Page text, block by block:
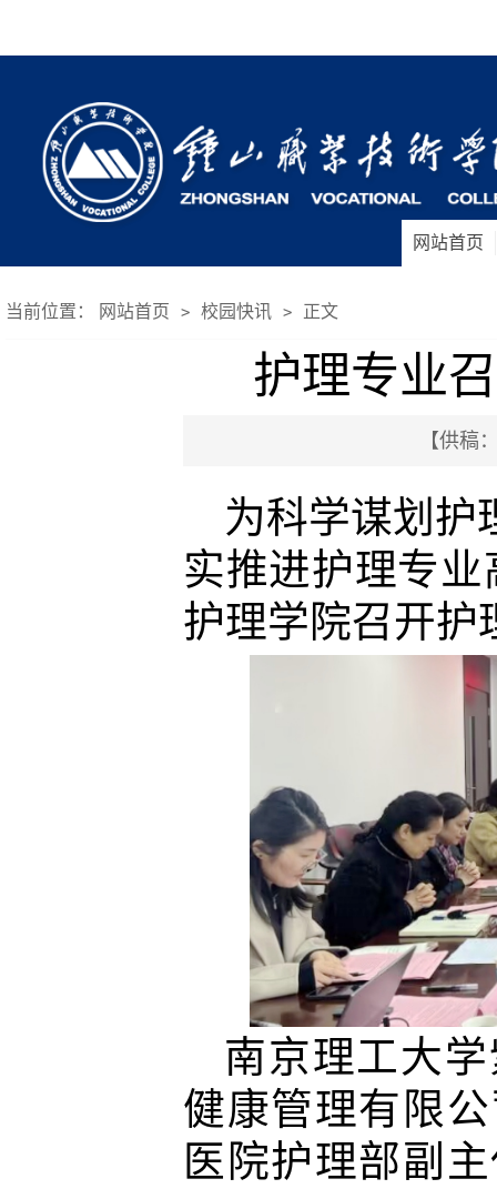
网站首页
当前位置： 网站首页 > 校园快讯 > 正文
护理专业
【供稿
为科学谋划护
实推进护理专
护理学院召开护
南京理工大
健康管理有限
医院护理部副